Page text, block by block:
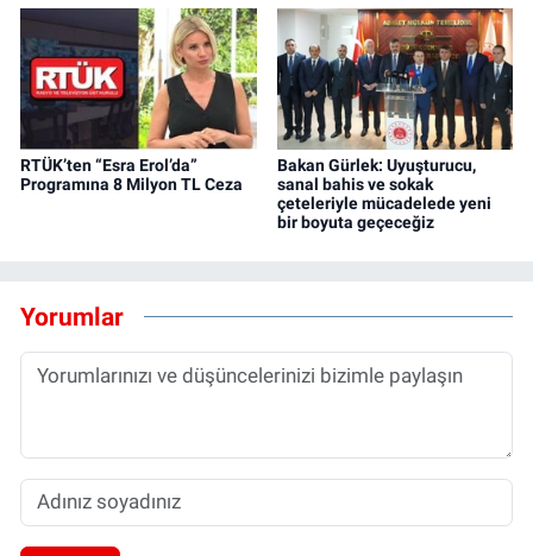
RTÜK’ten “Esra Erol’da”
Programına 8 Milyon TL Ceza
Bakan Gürlek: Uyuşturucu,
sanal bahis ve sokak
çeteleriyle mücadelede yeni
bir boyuta geçeceğiz
Yorumlar